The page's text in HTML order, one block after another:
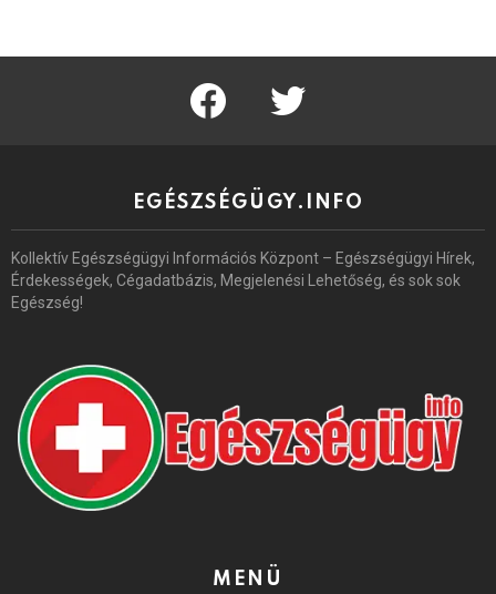
facebook twitter
EGÉSZSÉGÜGY.INFO
Kollektív Egészségügyi Információs Központ – Egészségügyi Hírek,
Érdekességek, Cégadatbázis, Megjelenési Lehetőség, és sok sok
Egészség!
MENÜ